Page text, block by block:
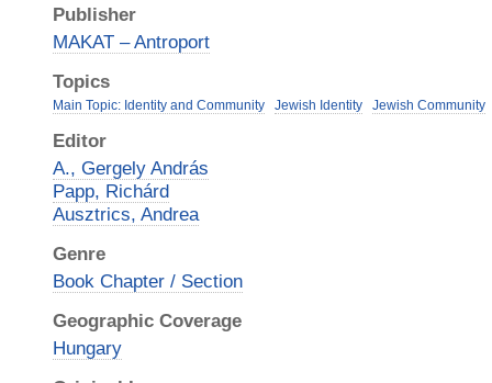
Publisher
MAKAT – Antroport
Topics
Main Topic: Identity and Community Jewish Identity Jewish Community
Editor
A., Gergely András
Papp, Richárd
Ausztrics, Andrea
Genre
Book Chapter / Section
Geographic Coverage
Hungary